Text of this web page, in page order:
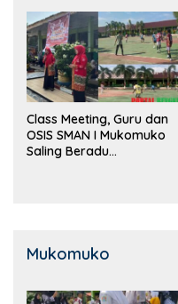
Class Meeting, Guru dan
OSIS SMAN I Mukomuko
Saling Beradu
Mukomuko